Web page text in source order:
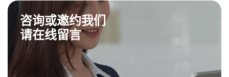
咨询或邀约我们
请在线留言